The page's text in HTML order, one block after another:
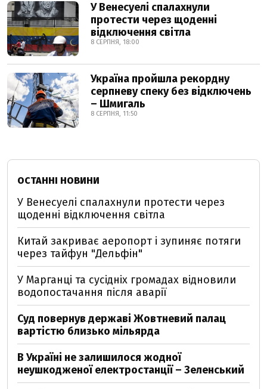
У Венесуелі спалахнули
протести через щоденні
відключення світла
8 СЕРПНЯ, 18:00
Україна пройшла рекордну
серпневу спеку без відключень
– Шмигаль
8 СЕРПНЯ, 11:50
ОСТАННІ НОВИНИ
У Венесуелі спалахнули протести через
щоденні відключення світла
Китай закриває аеропорт і зупиняє потяги
через тайфун "Дельфін"
У Марганці та сусідніх громадах відновили
водопостачання після аварії
Суд повернув державі Жовтневий палац
вартістю близько мільярда
В Україні не залишилося жодної
неушкодженої електростанції – Зеленський